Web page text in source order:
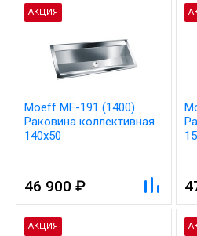
АКЦИЯ
Moeff MF-191 (1400)
Раковина коллективная
140х50
46 900 ₽
АКЦИЯ